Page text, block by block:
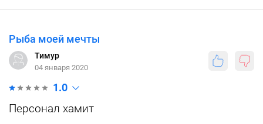
Рыба моей мечты
Тимур
04 января 2020
1.0
Персонал хамит